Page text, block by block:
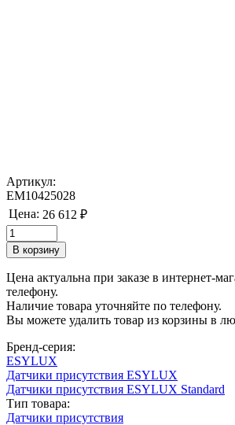
Артикул:
EM10425028
Цена: 26 612 ₽
Цена актуальна при заказе в интернет-
телефону.
Наличие товара уточняйте по телефону.
Вы можете удалить товар из корзины в
Бренд-серия:
ESYLUX
Датчики присутствия ESYLUX
Датчики присутствия ESYLUX Standard
Тип товара:
Датчики присутствия